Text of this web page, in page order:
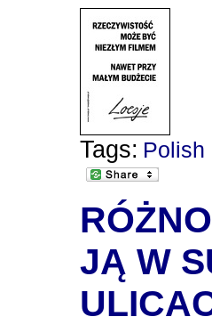
Tags: Polish
JĄ W